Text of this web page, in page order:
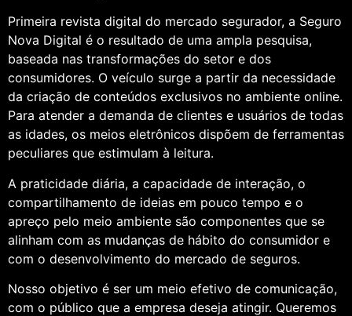
Primeira revista digital do mercado segurador, a Seguro
Nova Digital é o resultado de uma ampla pesquisa,
baseada nas transformações do setor e dos
consumidores. O veículo surge a partir da necessidade
da criação de conteúdos exclusivos no ambiente online.
Para atender a demanda de clientes e usuários de todas
as idades, os meios eletrônicos dispõem de ferramentas
peculiares que estimulam à leitura.
A praticidade diária, a capacidade de interação, o
compartilhamento de ideias em pouco tempo e o
apreço pelo meio ambiente são componentes que se
alinham com as mudanças de hábito do consumidor e
com o desenvolvimento do mercado de seguros.
Nosso objetivo é ser um meio efetivo de comunicação,
com o público que a empresa deseja atingir. Queremos